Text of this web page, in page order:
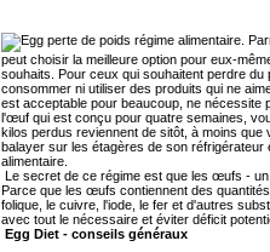
peut choisir la meilleure option pour eux-
souhaits. Pour ceux qui souhaitent perdre
consommer ni utiliser des produits qui ne
est acceptable pour beaucoup, ne nécessite
l'œuf qui est conçu pour quatre semaines,
kilos perdus reviennent de sitôt, à moins
balayer sur les étagères de son
alimentaire.
Le secret de ce régime est que les œufs -
Parce que les œufs contiennent des
folique, le cuivre, l'iode, le fer et d'autres
avec tout le nécessaire et éviter déficit
Egg Diet - conseils généraux